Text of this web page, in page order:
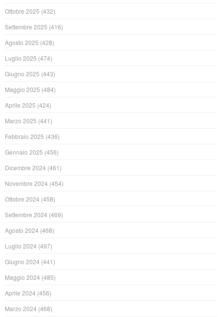
Ottobre 2025 (432)
Settembre 2025 (416)
Agosto 2025 (428)
Luglio 2025 (474)
Giugno 2025 (443)
Maggio 2025 (484)
Aprile 2025 (424)
Marzo 2025 (441)
Febbraio 2025 (436)
Gennaio 2025 (456)
Dicembre 2024 (461)
Novembre 2024 (454)
Ottobre 2024 (458)
Settembre 2024 (469)
Agosto 2024 (468)
Luglio 2024 (497)
Giugno 2024 (441)
Maggio 2024 (485)
Aprile 2024 (456)
Marzo 2024 (468)